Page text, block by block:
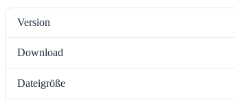
Version
Download
Dateigröße